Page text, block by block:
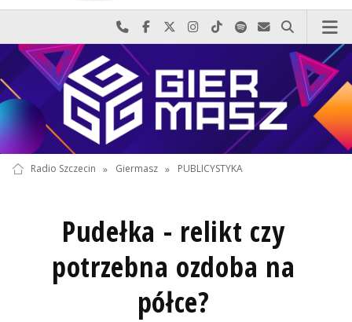
Najlepiej po prostu do nas zadzwoń
Odwiedź nas na Facebook-u
Odwiedź nas na X
Odwiedź nas na Instagram-ie
Odwiedź nas na TikTok-u
Szukaj nas na Spotify
Wyślij do nas
Szukaj
Radio Szczecin » Giermasz » PUBLICYSTYKA
Pudełka - relikt czy
potrzebna ozdoba na
półce?